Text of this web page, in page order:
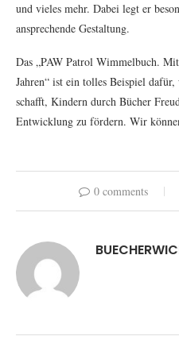
und vieles mehr. Dabei legt er
ansprechende Gestaltung.
Das „PAW Patrol Wimmelbuch.
Jahren“ ist ein tolles Beispiel
schafft, Kindern durch Bücher
Entwicklung zu fördern. Wir
0 comments